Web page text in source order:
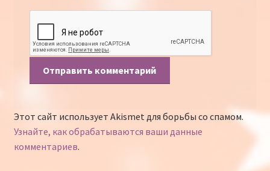
Этот сайт использует Akismet для борьбы со спамом.
Узнайте, как обрабатываются ваши данные
комментариев.